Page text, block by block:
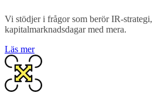
Vi stödjer i frågor som berör IR-
kapitalmarknadsdagar med mera.
Läs mer